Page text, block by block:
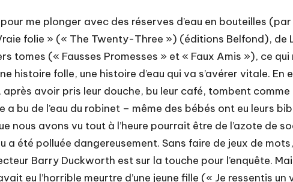
me plonger avec des réserves d’eau en bouteilles
folie » (« The Twenty-Three ») (éditions Belfond), de
tomes (« Fausses Promesses » et « Faux Amis »), ce
histoire folle, une histoire d’eau qui va s’avérer vitale.
avoir pris leur douche, bu leur café, tombent
a bu de l’eau du robinet – même des bébés ont eu leurs
nous avons vu tout à l’heure pourrait être de l’azote de
a été polluée dangereusement. Sans faire de jeux de
Barry Duckworth est sur la touche pour l’enquête.
eu l’horrible meurtre d’une jeune fille (« Je ressentis